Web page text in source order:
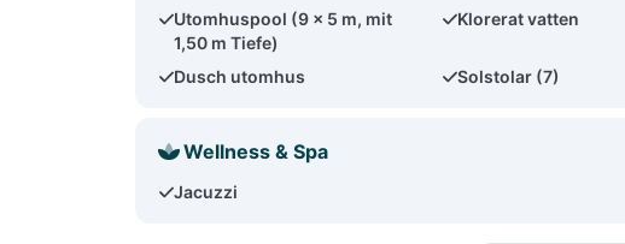
Utomhuspool (9 x 5 m, mit
1,50 m Tiefe)
Klorerat vatten
Dusch utomhus Solstolar (7)
Wellness & Spa
Jacuzzi